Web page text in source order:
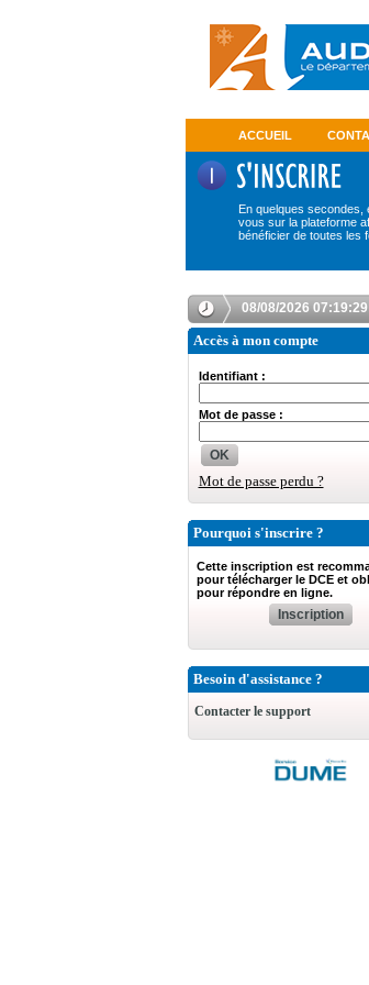
ACCUEIL
En quelques secondes,
vous sur la plateforme
bénéficier de toutes les
08/08/2026 07:19:29
Accès à mon compte
Identifiant :
Mot de passe :
OK
Mot de passe perdu ?
Pourquoi s'inscrire ?
Cette inscription est
pour télécharger le DCE et
pour répondre en ligne.
Inscription
Besoin d'assistance ?
Contacter le support